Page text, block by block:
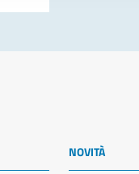
NOVITÀ